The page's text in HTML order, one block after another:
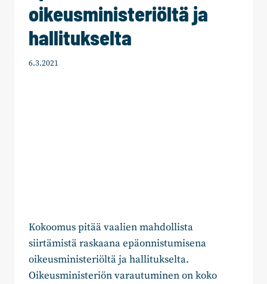
oikeusministeriöltä ja
hallitukselta
6.3.2021
Kokoomus pitää vaalien mahdollista
siirtämistä raskaana epäonnistumisena
oikeusministeriöltä ja hallitukselta.
Oikeusministeriön varautuminen on koko